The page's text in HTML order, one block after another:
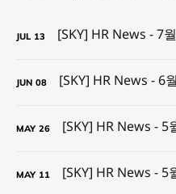
JUL 13
JUN 08
MAY 26
MAY 11